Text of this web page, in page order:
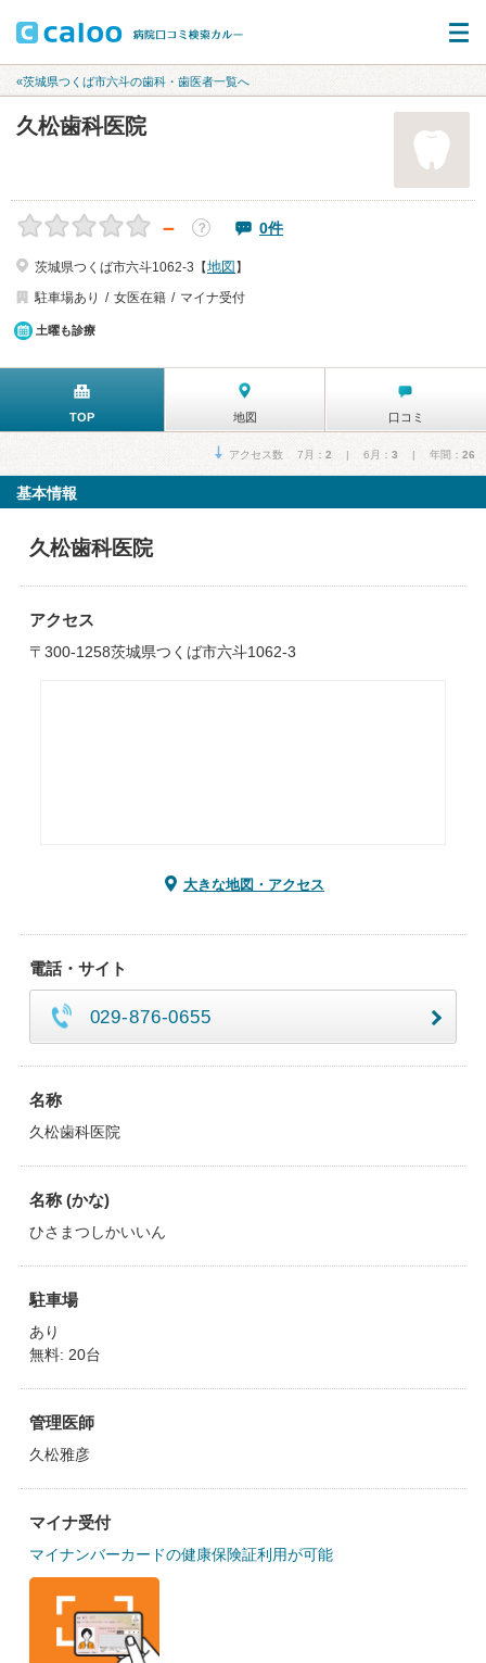
«茨城県つくば市六斗の歯科・歯医者一覧へ
久松歯科医院
－ ？ 0件
茨城県つくば市六斗1062-3【地図 】
駐車場あり
女医在籍 マイナ受付
土曜も診療
TOP 地図 口コミ
アクセス数 7月： 2 | 6月： 3 | 年間： 26
基本情報
久松歯科医院
アクセス
〒300-1258茨城県つくば市六斗1062-3
大きな地図・アクセス
電話・サイト
029-876-0655
名称
久松歯科医院
名称 (かな)
ひさまつしかいいん
駐車場
あり
無料: 20台
管理医師
久松雅彦
マイナ受付
マイナンバーカードの健康保険証利用が可能